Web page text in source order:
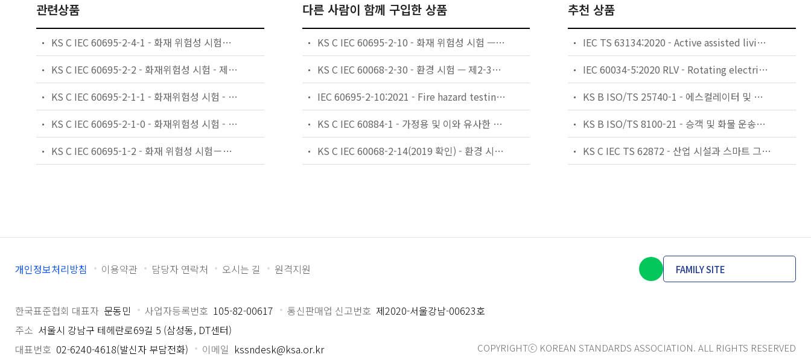
관련상품
KS C IEC 60695-2-4-1 - 화재 위험성 시험－제2부：시험 방법－제4/1절：공칭 1kW 선혼합 시험용 화염 및 지침
KS C IEC 60695-2-2 - 화재위험성 시험 - 제2부 : 시험방법 - 제2절 : 니들플레임 시험
KS C IEC 60695-2-1-1 - 화재위험성 시험 - 제2부 : 시험방법 - 제1절/시트 1 : 글로우와이어 시험 및 지침
KS C IEC 60695-2-1-0 - 화재위험성 시험 - 제2부 : 시험방법 - 제1절/시트 0 : 글로우와이어 시험방법 및 일반 요구사항
KS C IEC 60695-1-2 - 화재 위험성 시험－제1－2부：전기 제품의 화재 위험성 평가용 요구 사항 및 시험 시방 작성 지침－전기 부품용 지침
다른 사람이 함께 구입한 상품
KS C IEC 60695-2-10 - 화재 위험성 시험 — 제2-10부: 글로잉/핫와이어 기반 시험방법 — 글로우와이어 장치 및 일반 시험 절차
KS C IEC 60068-2-30 - 환경 시험 — 제2-30부: 시험 — 시험 Db와 지침: 주기적 내습 (12 h + 12 h 주기)
IEC 60695-2-10:2021 - Fire hazard testing - Part 2-10: Glowing/hot-wire based test methods - Glow-wire apparatus and common test procedure
KS C IEC 60884-1 - 가정용 및 이와 유사한 용도의 플러그 및 콘센트 — 제1부: 일반 요구사항
KS C IEC 60068-2-14(2019 확인) - 환경 시험 — 제2-14부: 시험 — 시험 N: 온도 변화
추천 상품
IEC TS 63134:2020 - Active assisted living (AAL) use cases
IEC 60034-5:2020 RLV - Rotating electrical machines - Part 5: Degrees of protection provided by the integral design of rotating electrical machines (IP code) - Classification
KS B ISO/TS 25740-1 - 에스컬레이터 및 무빙워크에 대한 안전요건 — 제1부: 세계공통 필수 안전요건(GESRs)
KS B ISO/TS 8100-21 - 승객 및 화물 운송용 엘리베이터 —제21부: 세계공통 필수안전요건(GESRs)을 충족하는 세계공통 안전 파라미터(GSPs)
KS C IEC TS 62872 - 산업 시설과 스마트 그리드 사이의 산업 공정 측정, 제어 및 자동화 시스템 인터페이스
개인정보처리방침 이용약관 담당자 연락처 오시는 길 원격지원 FAMILY SITE
한국표준협회 대표자 문동민 사업자등록번호 105-82-00617 통신판매업 신고번호 제2020-서울강남-00623호
주소 서울시 강남구 테헤란로69길 5 (삼성동, DT센터)
대표번호 02-6240-4618(발신자 부담전화) 이메일 kssndesk@ksa.or.kr COPYRIGHTⓒ KOREAN STANDARDS ASSOCIATION. ALL RIGHTS RESERVED